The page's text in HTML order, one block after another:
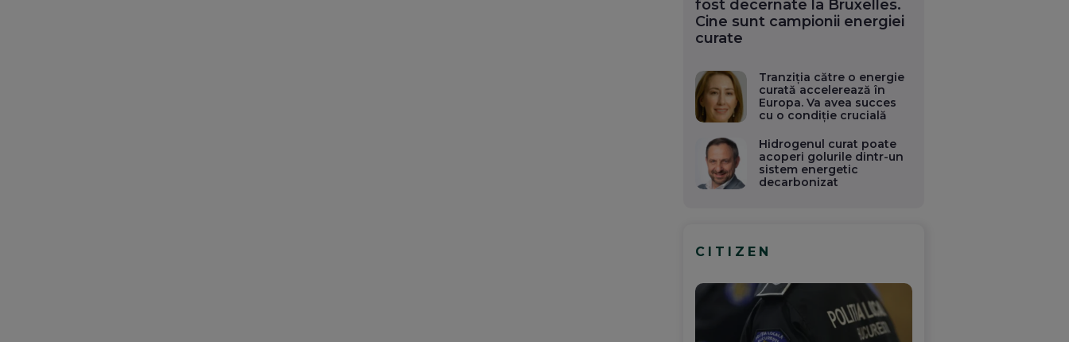
fost decernate la Bruxelles.
Cine sunt campionii energiei
curate
Tranziția către o energie
curată accelerează în
Europa. Va avea succes
cu o condiție crucială
Hidrogenul curat poate
acoperi golurile dintr-un
sistem energetic
decarbonizat
CITIZEN